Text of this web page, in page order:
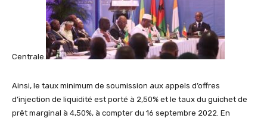
Centrale.
Ainsi, le taux minimum de soumission aux appels d’offres
d’injection de liquidité est porté à 2,50% et le taux du guichet de
prêt marginal à 4,50%, à compter du 16 septembre 2022. En